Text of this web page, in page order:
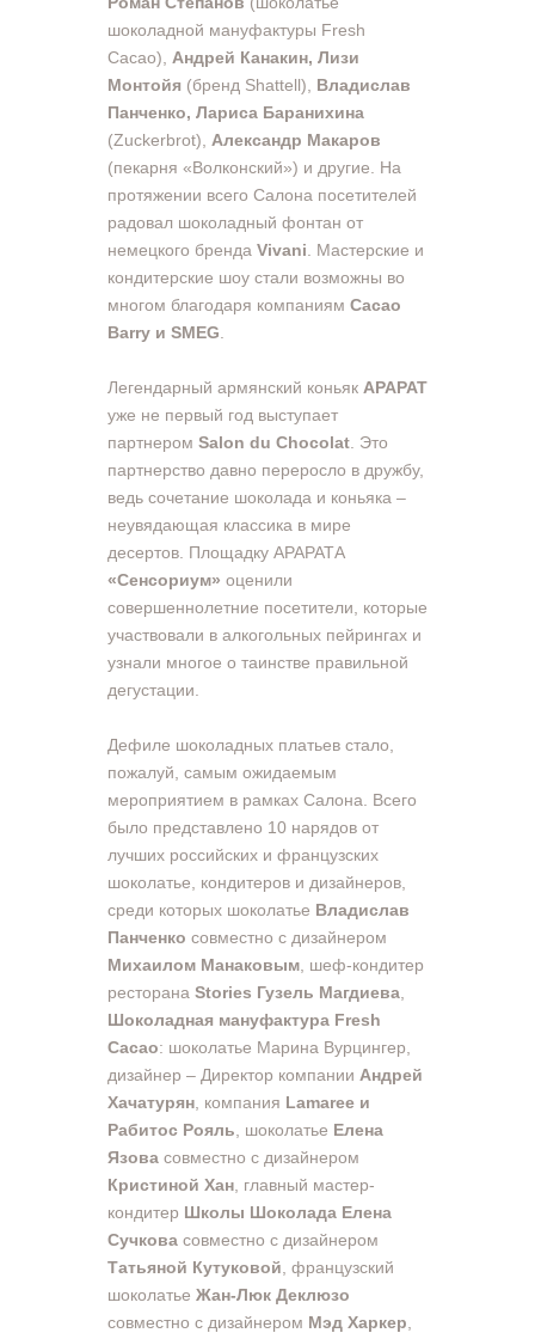
шоколадной мануфактуры Fresh
Cacao), Андрей Канакин, Лизи
Монтойя (бренд Shattell), Владислав
Панченко, Лариса Баранихина
(Zuckerbrot), Александр Макаров
(пекарня «Волконский») и другие. На
протяжении всего Салона посетителей
радовал шоколадный фонтан от
немецкого бренда Vivani . Мастерские и
кондитерские шоу стали возможны во
многом благодаря компаниям Cacao
Barry и SMEG
Легендарный армянский коньяк АРАРАТ
уже не первый год выступает
партнером Salon du Chocolat . Это
партнерство давно переросло в дружбу,
ведь сочетание шоколада и коньяка –
неувядающая классика в мире
десертов. Площадку АРАРАТА
«Сенсориум» оценили
совершеннолетние посетители, которые
участвовали в алкогольных пейрингах и
узнали многое о таинстве правильной
дегустации.
Дефиле шоколадных платьев стало,
пожалуй, самым ожидаемым
мероприятием в рамках Салона. Всего
было представлено 10 нарядов от
лучших российских и французских
шоколатье, кондитеров и дизайнеров,
среди которых шоколатье Владислав
Панченко совместно с дизайнером
Михаилом Манаковым , шеф-кондитер
ресторана Stories Гузель Магдиева
Шоколадная мануфактура Fresh
Cacao: шоколатье Марина Вурцингер,
дизайнер – Директор компании Андрей
Хачатурян , компания Lamaree и
Рабитос Рояль , шоколатье Елена
Язова совместно с дизайнером
Кристиной Хан , главный мастер-
кондитер Школы Шоколада Елена
Сучкова совместно с дизайнером
Татьяной Кутуковой , французский
шоколатье Жан-Люк Деклюзо
совместно с дизайнером Мэд Харкер